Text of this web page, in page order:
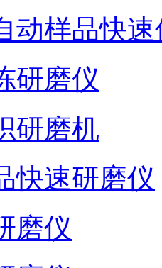
动样品快速
研磨仪
研磨机
快速研磨仪
磨仪